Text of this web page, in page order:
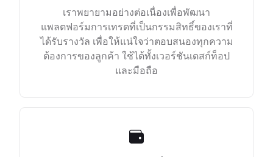
เราพยายามอย่างต่อเนื่องเพื่อพัฒนา
แพลตฟอร์มการเทรดที่เป็นกรรมสิทธิ์ของเราที่
ได้รับรางวัล เพื่อให้แน่ใจว่าตอบสนองทุกความ
ต้องการของลูกค้า ใช้ได้ทั้งเวอร์ชันเดสก์ท็อป
และมือถือ